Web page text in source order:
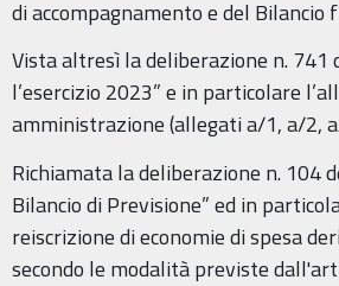
di accompagnamento e del
Vista altresì la deliberazione n. 741
l’esercizio 2023” e in particolare
amministrazione (allegati a/1, a/2,
Richiamata la deliberazione n. 104
Bilancio di Previsione” ed in
reiscrizione di economie di spesa
secondo le modalità previste